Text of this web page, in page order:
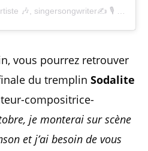
vous pourrez retrouver
du tremplin Sodalite
compositrice-
je monterai sur scène
et j’ai besoin de vous